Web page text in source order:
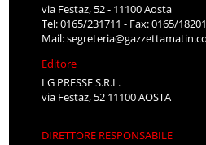
via Festaz, 52 - 11100 Aosta
Tel: 0165/231711 - Fax: 0165/
Mail:
Editore
LG PRESSE S.R.L.
via Festaz, 52 11100 AOSTA
DIRETTORE RESPONSABILE